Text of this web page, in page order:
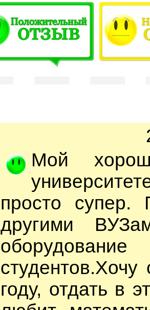
Мой
просто
другими
году, отдать в